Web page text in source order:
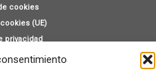
cookies
(UE)
privacidad
con nosotros